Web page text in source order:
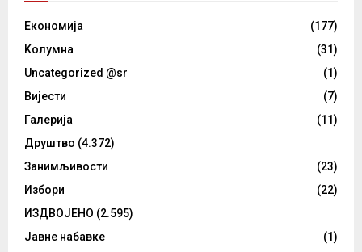
Eкономија
(177)
Kолумнa
(31)
Uncategorized @sr
(1)
Вијести
(7)
Галерија
(11)
Друштво (4.372)
Занимљивости
(23)
Избори
(22)
ИЗДВОЈЕНО (2.595)
Јавне набавке
(1)